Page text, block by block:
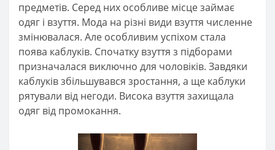
предметів. Серед них особливе місце займає
одяг і взуття. Мода на різні види взуття численне
змінювалася. Але особливим успіхом стала
поява каблуків. Спочатку взуття з підборами
призначалася виключно для чоловіків. Завдяки
каблуків збільшувався зростання, а ще каблуки
рятували від негоди. Висока взуття захищала
одяг від промокання.